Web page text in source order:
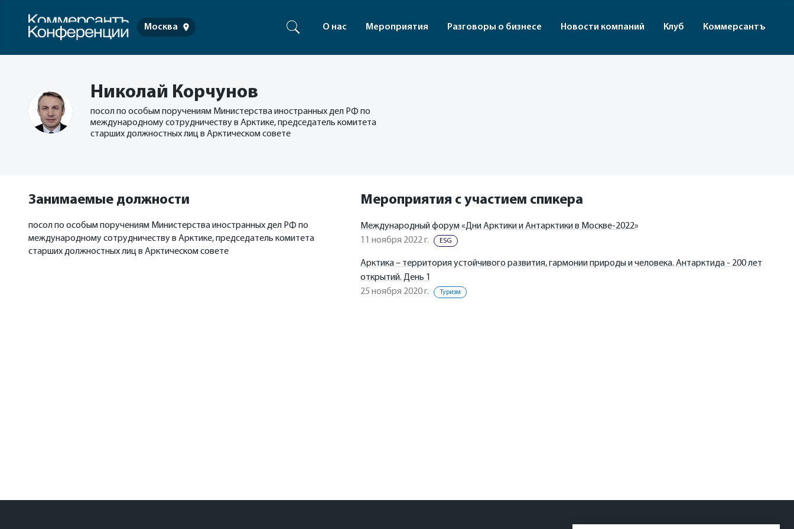
Москва О нас Мероприятия Разговоры о бизнесе Новости компаний Клуб Коммерсантъ
Николай Корчунов
посол по особым поручениям Министерства иностранных дел РФ по
международному сотрудничеству в Арктике, председатель комитета
старших должностных лиц в Арктическом совете
Занимаемые должности
посол по особым поручениям Министерства иностранных дел РФ по
международному сотрудничеству в Арктике, председатель комитета
старших должностных лиц в Арктическом совете
Мероприятия с участием спикера
Международный форум «Дни Арктики и Антарктики в Москве-2022»
11 ноября 2022 г.
ESG
Арктика – территория устойчивого развития, гармонии природы и человека. Антарктида - 200 лет
открытий. День 1
25 ноября 2020 г.
Туризм